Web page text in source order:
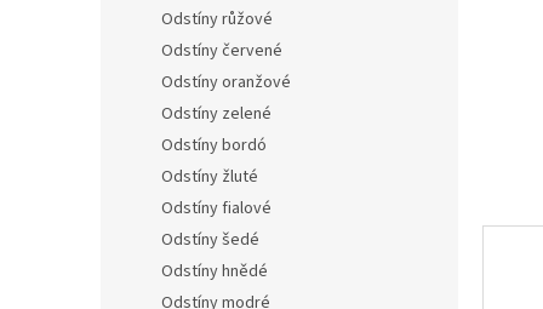
Odstíny růžové
Odstíny červené
Odstíny oranžové
Odstíny zelené
Odstíny bordó
Odstíny žluté
Odstíny fialové
Odstíny šedé
Odstíny hnědé
Odstíny modré